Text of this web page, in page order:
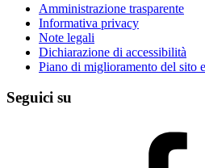
Amministrazione trasparente
Informativa privacy
Note legali
Dichiarazione di accessibilità
Piano di miglioramento del sito
Seguici su